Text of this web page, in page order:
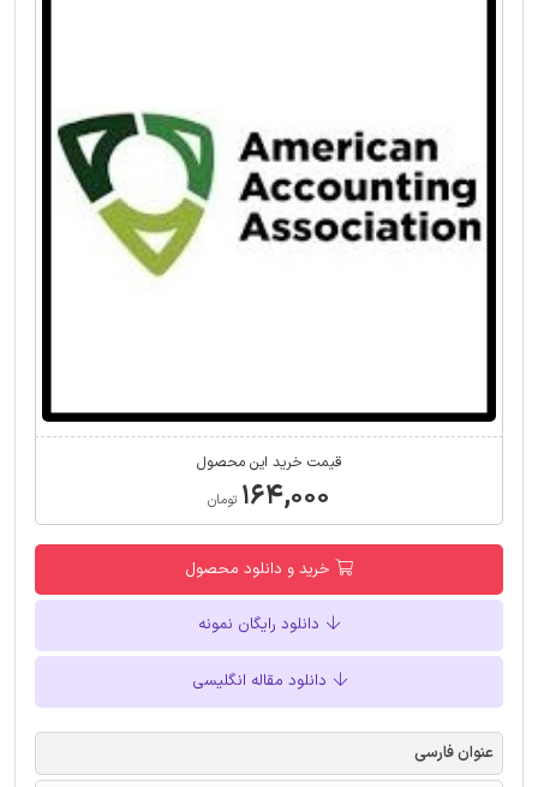
قیمت خرید این محصول
۱۶۴,۰۰۰ تومان
خرید و دانلود محصول
دانلود رایگان نمونه
دانلود مقاله انگلیسی
عنوان فارسی